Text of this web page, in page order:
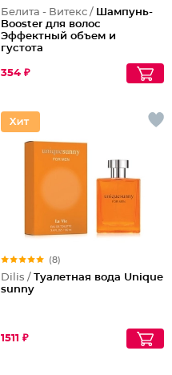
Белита - Витекс / Шампунь-
Booster для волос
Эффектный объем и
густота
354 ₽
(8)
Dilis / Туалетная вода Unique
sunny
1511 ₽